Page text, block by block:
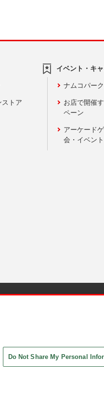
トア
イベント・キ
ナムコパー
お店で開催
ペーン
アーケード
会・イベン
Do Not Share My Personal